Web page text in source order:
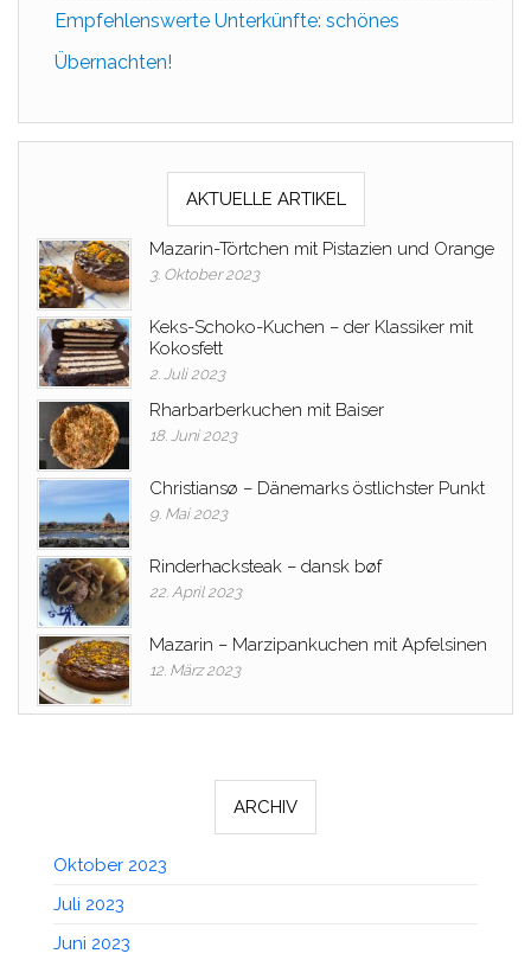
Empfehlenswerte Unterkünfte: schönes
Übernachten!
AKTUELLE ARTIKEL
Mazarin-Törtchen mit Pistazien und Orange
3. Oktober 2023
Keks-Schoko-Kuchen – der Klassiker mit
Kokosfett
2. Juli 2023
Rharbarberkuchen mit Baiser
18. Juni 2023
Christiansø – Dänemarks östlichster Punkt
9. Mai 2023
Rinderhacksteak – dansk bøf
22. April 2023
Mazarin – Marzipankuchen mit Apfelsinen
12. März 2023
ARCHIV
Oktober 2023
Juli 2023
Juni 2023